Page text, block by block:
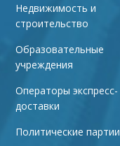
Недвижимость и
строительство
Образовательные
учреждения
Операторы экспресс-
доставки
Политические партии